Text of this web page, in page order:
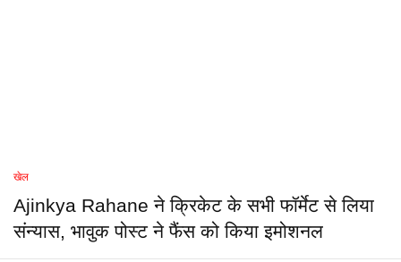
खेल
Ajinkya Rahane ने क्रिकेट के सभी फॉर्मेट से लिया
संन्यास, भावुक पोस्ट ने फैंस को किया इमोशनल